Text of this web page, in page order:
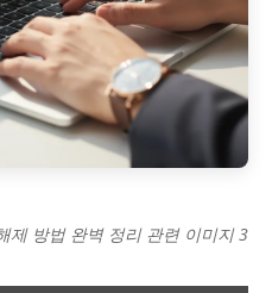
제 방법 완벽 정리 관련 이미지 3